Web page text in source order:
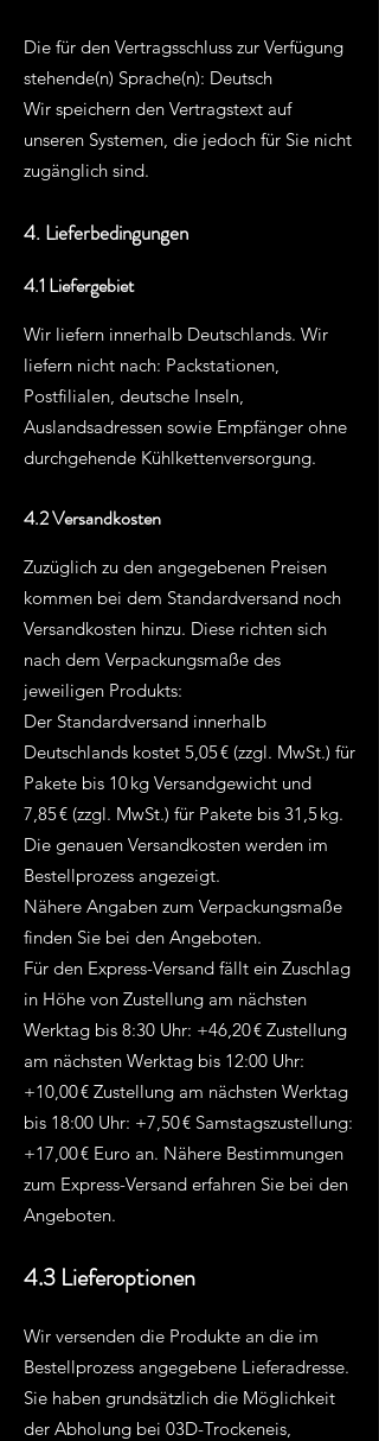
Die für den Vertragsschluss zur Verfügung
stehende(n) Sprache(n): Deutsch
Wir speichern den Vertragstext auf
unseren Systemen, die jedoch für Sie nicht
zugänglich sind.
4. Lieferbedingungen
4.1 Liefergebiet
Wir liefern innerhalb Deutschlands. Wir
liefern nicht nach: Packstationen,
Postfilialen, deutsche Inseln,
Auslandsadressen sowie Empfänger ohne
durchgehende Kühlkettenversorgung.
4.2 Versandkosten
Zuzüglich zu den angegebenen Preisen
kommen bei dem Standardversand noch
Versandkosten hinzu. Diese richten sich
nach dem Verpackungsmaße des
jeweiligen Produkts:
Der Standardversand innerhalb
Deutschlands kostet 5,05 € (zzgl. MwSt.) für
Pakete bis 10 kg Versandgewicht und
7,85 € (zzgl. MwSt.) für Pakete bis 31,5 kg.
Die genauen Versandkosten werden im
Bestellprozess angezeigt.
Nähere Angaben zum Verpackungsmaße
finden Sie bei den Angeboten.
Für den Express-Versand fällt ein Zuschlag
in Höhe von Zustellung am nächsten
Werktag bis 8:30 Uhr: +46,20 € Zustellung
am nächsten Werktag bis 12:00 Uhr:
+10,00 € Zustellung am nächsten Werktag
bis 18:00 Uhr: +7,50 € Samstagszustellung:
+17,00 € Euro an. Nähere Bestimmungen
zum Express-Versand erfahren Sie bei den
Angeboten.
4.3 Lieferoptionen
Wir versenden die Produkte an die im
Bestellprozess angegebene Lieferadresse.
Sie haben grundsätzlich die Möglichkeit
der Abholung bei 03D-Trockeneis,